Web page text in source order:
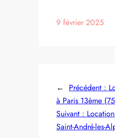
9 février 2025
← Précédent :
à Paris 13ème
Suivant :
Saint-André-les-